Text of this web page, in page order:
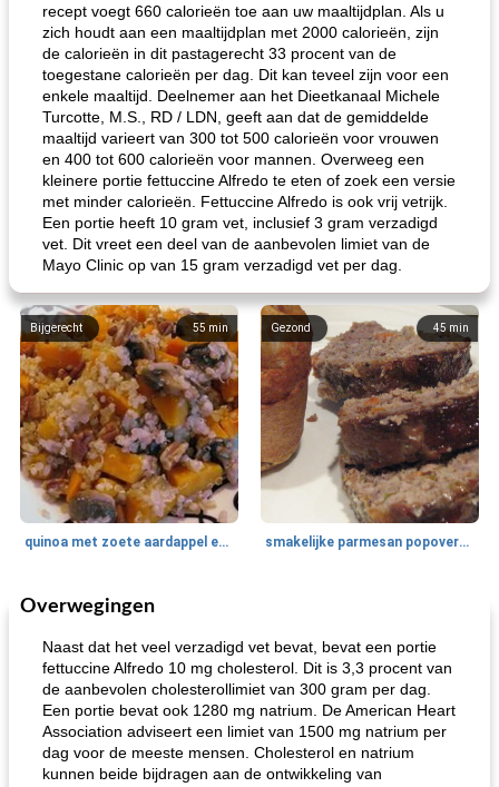
recept voegt 660 calorieën toe aan uw maaltijdplan. Als u
zich houdt aan een maaltijdplan met 2000 calorieën, zijn
de calorieën in dit pastagerecht 33 procent van de
toegestane calorieën per dag. Dit kan teveel zijn voor een
enkele maaltijd. Deelnemer aan het Dieetkanaal Michele
Turcotte, M.S., RD ​​/ LDN, geeft aan dat de gemiddelde
maaltijd varieert van 300 tot 500 calorieën voor vrouwen
en 400 tot 600 calorieën voor mannen. Overweeg een
kleinere portie fettuccine Alfredo te eten of zoek een versie
met minder calorieën. Fettuccine Alfredo is ook vrij vetrijk.
Een portie heeft 10 gram vet, inclusief 3 gram verzadigd
vet. Dit vreet een deel van de aanbevolen limiet van de
Mayo Clinic op van 15 gram verzadigd vet per dag.
55 min
Bijgerecht
quinoa met zoete aardappel en champignons
45min
Gezond
smakelijke parmesan popovers (gezonder!)
One Dish Meal
Overwegingen
Naast dat het veel verzadigd vet bevat, bevat een portie
fettuccine Alfredo 10 mg cholesterol. Dit is 3,3 procent van
de aanbevolen cholesterollimiet van 300 gram per dag.
Een portie bevat ook 1280 mg natrium. De American Heart
Association adviseert een limiet van 1500 mg natrium per
dag voor de meeste mensen. Cholesterol en natrium
kunnen beide bijdragen aan de ontwikkeling van